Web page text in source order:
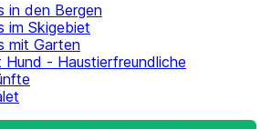
in den Bergen
im Skigebiet
mit Garten
Hund - Haustierfreundliche